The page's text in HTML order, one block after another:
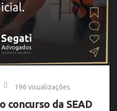
196 visualizações
concurso da SEAD